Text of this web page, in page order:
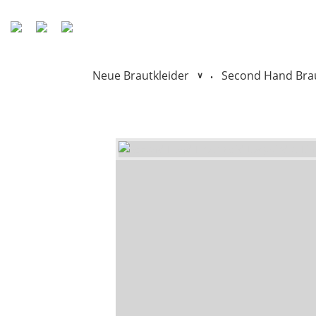
Neue Brautkleider • Second Hand